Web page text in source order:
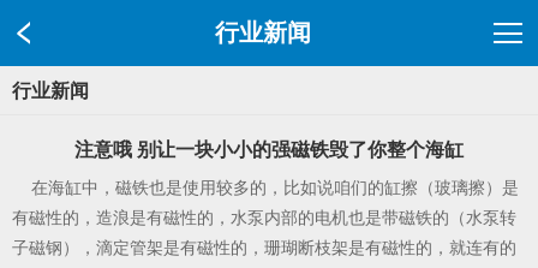
行业新闻
行业新闻
注意哦 别让一块小小的强磁铁毁了你整个海缸
在海缸中，磁铁也是使用较多的，比如说咱们的缸擦（玻璃擦）是
有磁性的，造浪是有磁性的，水泵内部的电机也是带磁铁的（水泵转
子磁钢），滴定管架是有磁性的，珊瑚断枝架是有磁性的，就连有的